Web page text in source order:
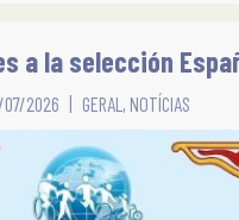
a la selección
2026 GERAL , NOTÍCIAS